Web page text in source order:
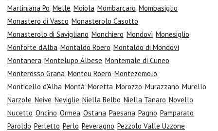
Martiniana Po Melle Moiola Mombarcaro Mombasiglio
Monastero di Vasco Monasterolo Casotto
Monasterolo di Savigliano Monchiero Mondovì Monesiglio
Monforte d'Alba Montaldo Roero Montaldo di Mondovì
Montanera Montelupo Albese Montemale di Cuneo
Monterosso Grana Monteu Roero Montezemolo
Monticello d'Alba Montà Moretta Morozzo Murazzano Murello
Narzole Neive Neviglie Niella Belbo Niella Tanaro Novello
Nucetto Oncino Ormea Ostana Paesana Pagno Pamparato
Paroldo Perletto Perlo Peveragno Pezzolo Valle Uzzone